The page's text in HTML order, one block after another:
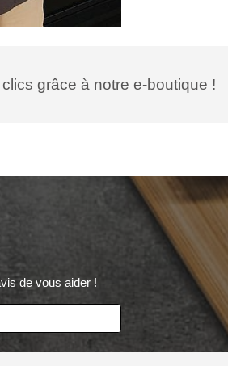
grâce à notre e-boutique !
de vous aider !